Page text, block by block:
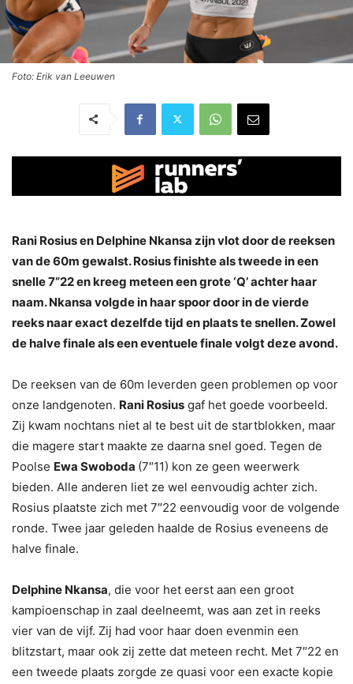
Foto: Erik van Leeuwen
Rani Rosius en Delphine Nkansa zijn vlot door de reeksen
van de 60m gewalst. Rosius finishte als tweede in een
snelle 7”22 en kreeg meteen een grote ‘Q’ achter haar
naam. Nkansa volgde in haar spoor door in de vierde
reeks naar exact dezelfde tijd en plaats te snellen. Zowel
de halve finale als een eventuele finale volgt deze avond.
De reeksen van de 60m leverden geen problemen op voor
onze landgenoten. Rani Rosius gaf het goede voorbeeld.
Zij kwam nochtans niet al te best uit de startblokken, maar
die magere start maakte ze daarna snel goed. Tegen de
Poolse Ewa Swoboda (7″11) kon ze geen weerwerk
bieden. Alle anderen liet ze wel eenvoudig achter zich.
Rosius plaatste zich met 7″22 eenvoudig voor de volgende
ronde. Twee jaar geleden haalde de Rosius eveneens de
halve finale.
Delphine Nkansa, die voor het eerst aan een groot
kampioenschap in zaal deelneemt, was aan zet in reeks
vier van de vijf. Zij had voor haar doen evenmin een
blitzstart, maar ook zij zette dat meteen recht. Met 7″22 en
een tweede plaats zorgde ze quasi voor een exacte kopie